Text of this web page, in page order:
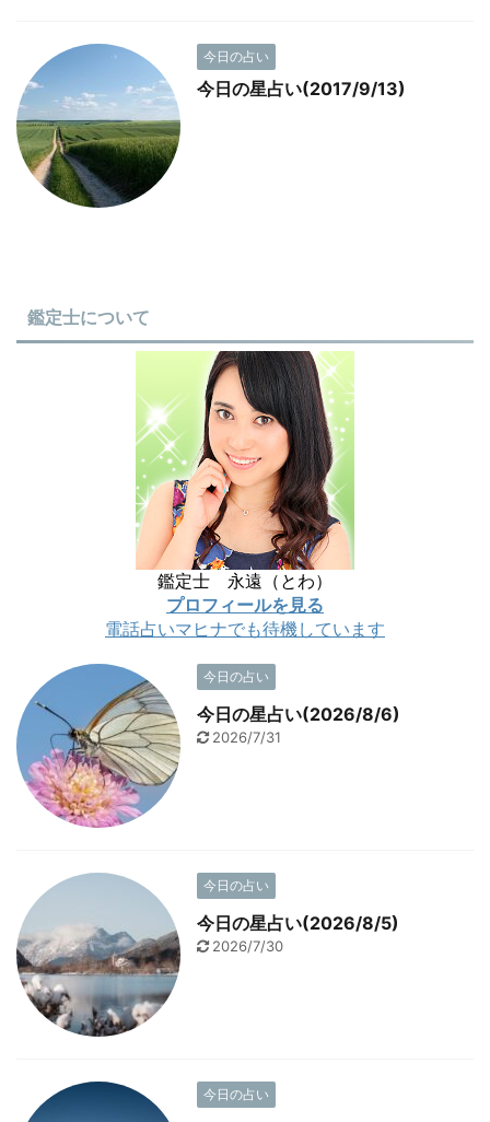
今日の占い
今日の星占い(2017/9/13)
鑑定士について
鑑定士 永遠（とわ）
プロフィールを見る
電話占いマヒナでも待機しています
今日の占い
今日の星占い(2026/8/6)
2026/7/31
今日の占い
今日の星占い(2026/8/5)
2026/7/30
今日の占い